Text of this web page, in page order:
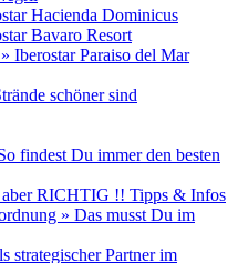
Hacienda Dominicus
Bavaro Resort
Iberostar Paraiso del Mar
schöner sind
findest Du immer den besten
aber RICHTIG !! Tipps & Infos
» Das musst Du im
strategischer Partner im